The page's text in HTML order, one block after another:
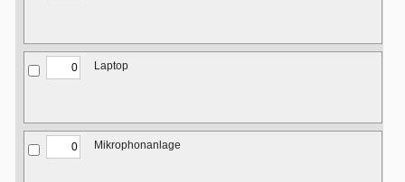
Laptop
Mikrophonanlage